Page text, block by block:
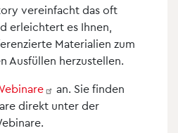
vereinfacht das oft
erleichtert es Ihnen,
Materialien zum
Ausfüllen herzustellen.
an. Sie finden
direkt unter der